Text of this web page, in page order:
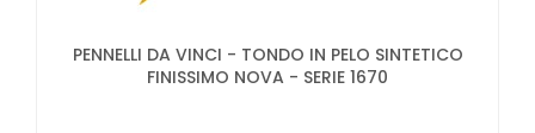
PENNELLI DA VINCI - TONDO IN PELO SINTETICO
FINISSIMO NOVA - SERIE 1670